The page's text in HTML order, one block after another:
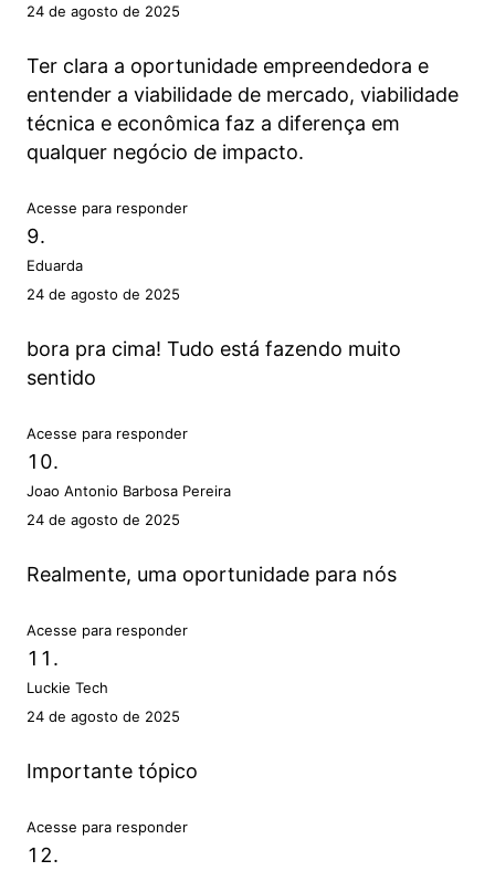
24 de agosto de 2025
Ter clara a oportunidade empreendedora e
entender a viabilidade de mercado, viabilidade
técnica e econômica faz a diferença em
qualquer negócio de impacto.
Acesse para responder
Eduarda
24 de agosto de 2025
bora pra cima! Tudo está fazendo muito
sentido
Acesse para responder
Joao Antonio Barbosa Pereira
24 de agosto de 2025
Realmente, uma oportunidade para nós
Acesse para responder
Luckie Tech
24 de agosto de 2025
Importante tópico
Acesse para responder